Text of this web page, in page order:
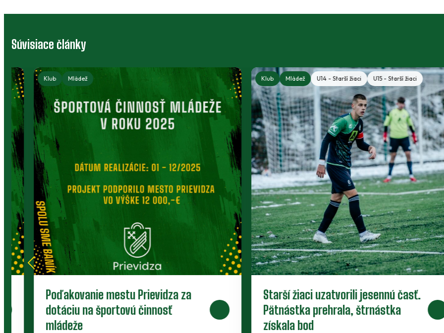
Súvisiace články
Klub Mládež
Poďakovanie mestu Prievidza za
dotáciu na športovú činnosť
mládeže
Klub Mládež U14 - Starší žiaci U15 - Starší žiaci
Starší žiaci uzatvorili jesennú časť.
Pätnástka prehrala, štrnástka
získala bod